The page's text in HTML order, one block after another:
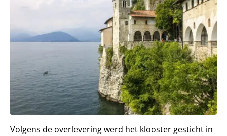
Volgens de overlevering werd het klooster gesticht in